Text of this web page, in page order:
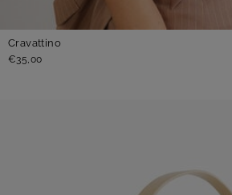
Cravattino
€35,00